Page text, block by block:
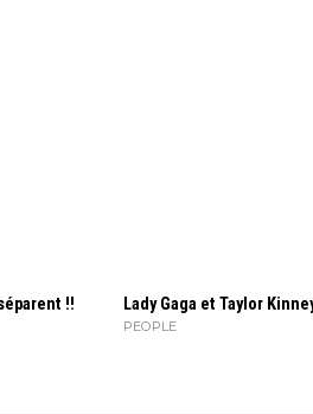
!! Lady Gaga et Taylor
PEOPLE